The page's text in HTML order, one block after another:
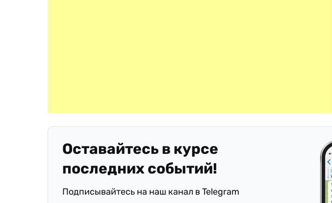
Оставайтесь в курсе
последних событий!
Подписывайтесь на наш канал в Telegram